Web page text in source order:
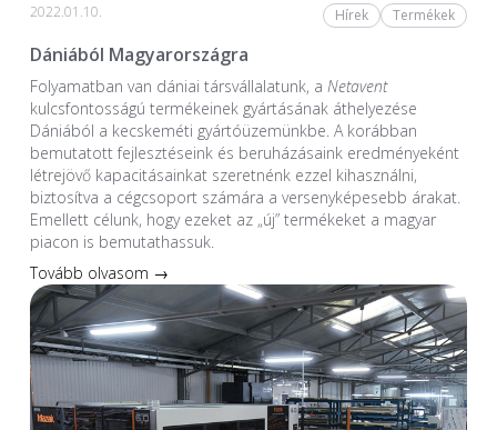
2022.01.10. Hírek Termékek
Dániából Magyarországra
Folyamatban van dániai társvállalatunk, a Netavent
kulcsfontosságú termékeinek gyártásának áthelyezése
Dániából a kecskeméti gyártóüzemünkbe. A korábban
bemutatott fejlesztéseink és beruházásaink eredményeként
létrejövő kapacitásainkat szeretnénk ezzel kihasználni,
biztosítva a cégcsoport számára a versenyképesebb árakat.
Emellett célunk, hogy ezeket az „új” termékeket a magyar
piacon is bemutathassuk.
Tovább olvasom →